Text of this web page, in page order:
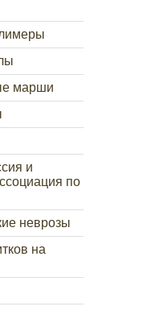
марши
и
по
неврозы
на